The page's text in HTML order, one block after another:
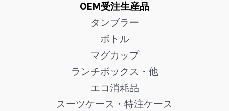
OEM受注生産品
タンブラー
ボトル
マグカップ
ランチボックス・他
エコ消耗品
スーツケース・特注ケース